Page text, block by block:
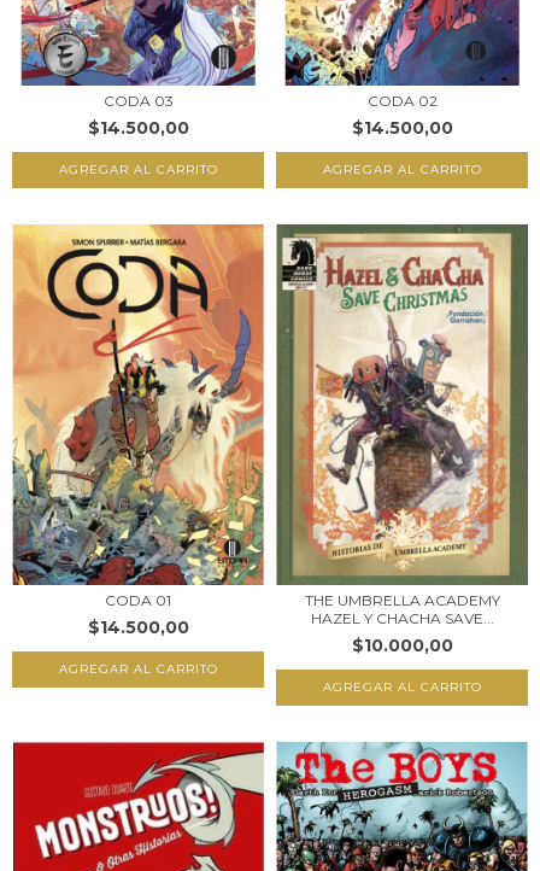
CODA 03
$14.500,00
CODA 02
$14.500,00
CODA 01
$14.500,00
THE UMBRELLA ACADEMY
HAZEL Y CHACHA SAVE...
$10.000,00